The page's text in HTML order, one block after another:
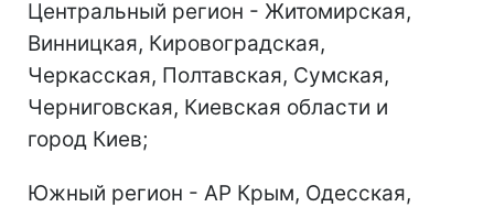
Центральный регион - Житомирская,
Винницкая, Кировоградская,
Черкасская, Полтавская, Сумская,
Черниговская, Киевская области и
город Киев;
Южный регион - АР Крым, Одесская,